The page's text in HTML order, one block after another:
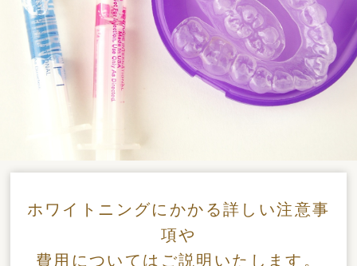
ホワイトニングにかかる詳しい注意事
項や
費用についてはご説明いたします。